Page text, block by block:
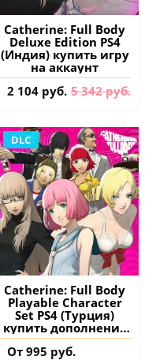
Catherine: Full Body
Deluxe Edition PS4
(Индия) купить игру
на аккаунт
2 104 руб. 5 342 руб.
DLC
Catherine: Full Body
Playable Character
Set PS4 (Турция)
купить дополнение
на аккаунт
От 995 руб.